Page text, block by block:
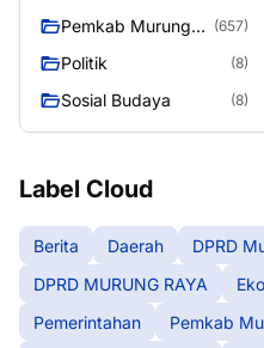
Pemkab Murung
(657)
Politik (8)
Sosial Budaya (8)
Label Cloud
Berita Daerah
DPRD
DPRD MURUNG RAYA
Pemerintahan
Pemkab